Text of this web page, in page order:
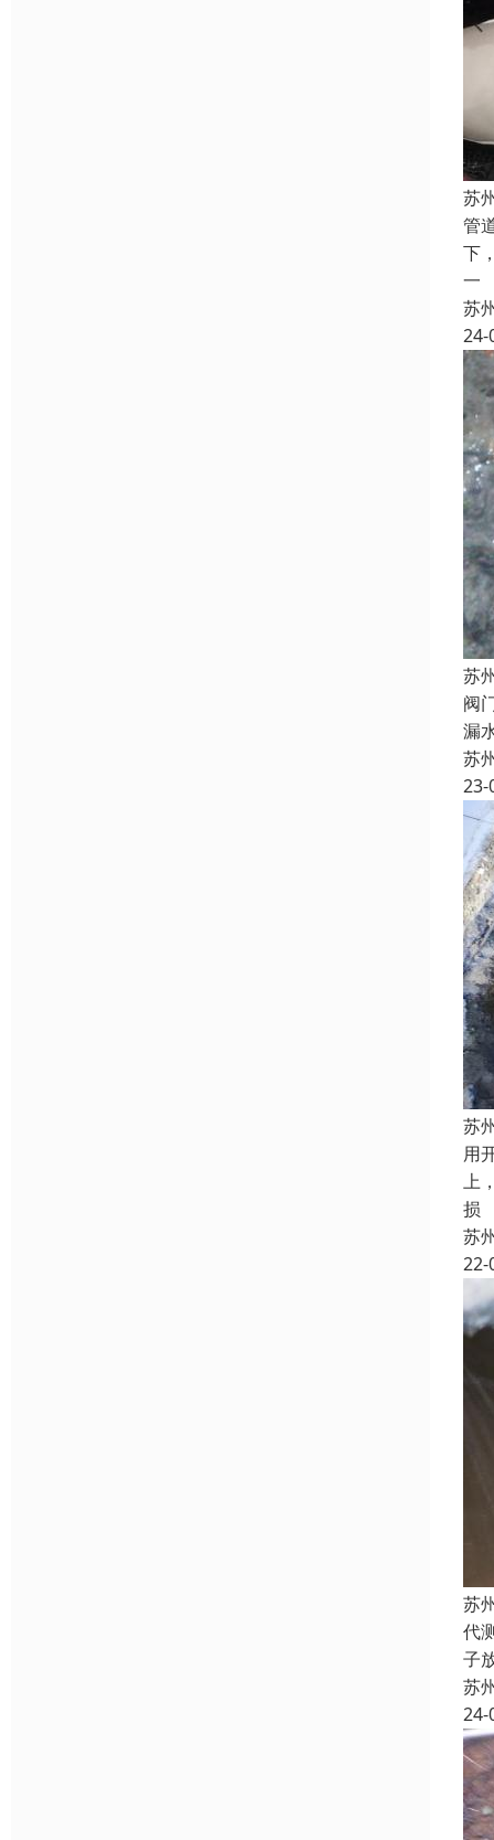
苏
管
下
一
苏
24-
苏
阀
漏
苏
23-
苏
用
上
损
苏
22-
苏
代
子
苏
24-